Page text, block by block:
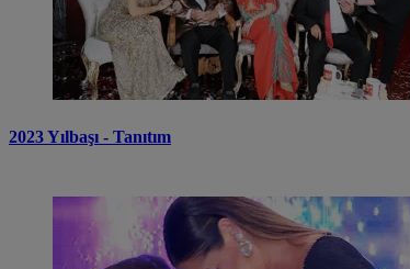
2023 Yılbaşı - Tanıtım